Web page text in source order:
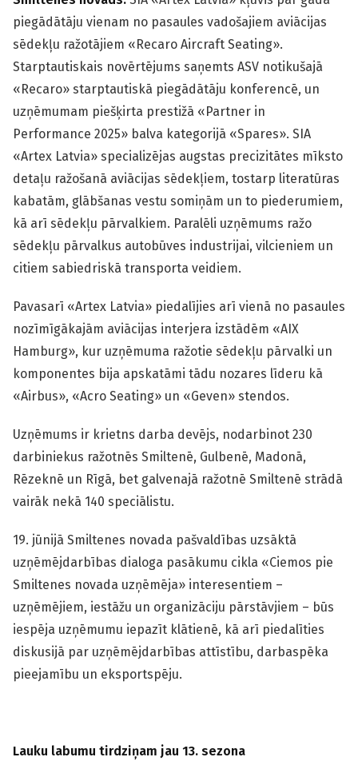
piegādātāju vienam no pasaules vadošajiem aviācijas
sēdekļu ražotājiem «Recaro Aircraft Seating».
Starptautiskais novērtējums saņemts ASV notikušajā
«Recaro» starptautiskā piegādātāju konferencē, un
uzņēmumam piešķirta prestižā «Partner in
Performance 2025» balva kategorijā «Spares». SIA
«Artex Latvia» specializējas augstas precizitātes mīksto
detaļu ražošanā aviācijas sēdekļiem, tostarp literatūras
kabatām, glābšanas vestu somiņām un to piederumiem,
kā arī sēdekļu pārvalkiem. Paralēli uzņēmums ražo
sēdekļu pārvalkus autobūves industrijai, vilcieniem un
citiem sabiedriskā transporta veidiem.
Pavasarī «Artex Latvia» piedalījies arī vienā no pasaules
nozīmīgākajām aviācijas interjera izstādēm «AIX
Hamburg», kur uzņēmuma ražotie sēdekļu pārvalki un
komponentes bija apskatāmi tādu nozares līderu kā
«Airbus», «Acro Seating» un «Geven» stendos.
Uzņēmums ir krietns darba devējs, nodarbinot 230
darbiniekus ražotnēs Smiltenē, Gulbenē, Madonā,
Rēzeknē un Rīgā, bet galvenajā ražotnē Smiltenē strādā
vairāk nekā 140 speciālistu.
19. jūnijā Smiltenes novada pašvaldības uzsāktā
uzņēmējdarbības dialoga pasākumu cikla «Ciemos pie
Smiltenes novada uzņēmēja» interesentiem –
uzņēmējiem, iestāžu un organizāciju pārstāvjiem – būs
iespēja uzņēmumu iepazīt klātienē, kā arī piedalīties
diskusijā par uzņēmējdarbības attīstību, darbaspēka
pieejamību un eksportspēju.
Lauku labumu tirdziņam jau 13. sezona